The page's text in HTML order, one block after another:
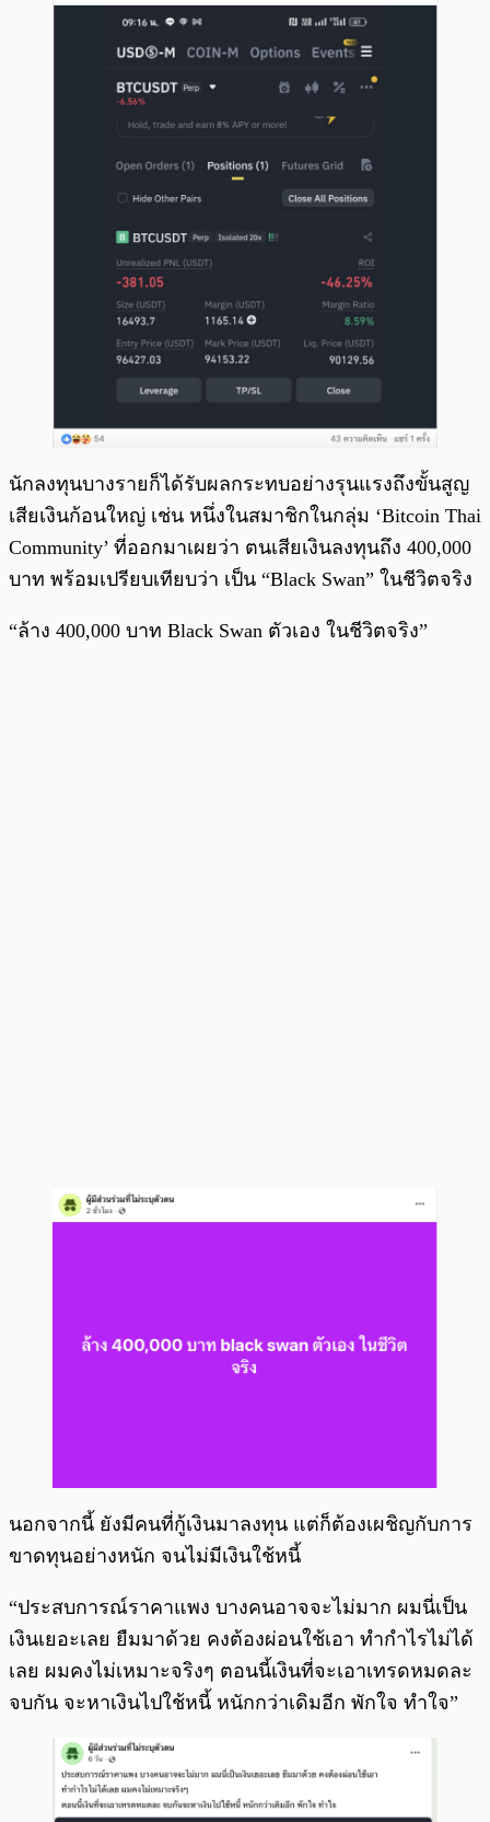
นักลงทุนบางรายก็ได้รับผลกระทบอย่างรุนแรงถึงขั้นสูญ
เสียเงินก้อนใหญ่ เช่น หนึ่งในสมาชิกในกลุ่ม ‘Bitcoin Thai
Community’ ที่ออกมาเผยว่า ตนเสียเงินลงทุนถึง 400,000
บาท พร้อมเปรียบเทียบว่า เป็น “Black Swan” ในชีวิตจริง
“ล้าง 400,000 บาท Black Swan ตัวเอง ในชีวิตจริง”
นอกจากนี้ ยังมีคนที่กู้เงินมาลงทุน แต่ก็ต้องเผชิญกับการ
ขาดทุนอย่างหนัก จนไม่มีเงินใช้หนี้
“ประสบการณ์ราคาแพง บางคนอาจจะไม่มาก ผมนี่เป็น
เงินเยอะเลย ยืมมาด้วย คงต้องผ่อนใช้เอา ทำกำไรไม่ได้
เลย ผมคงไม่เหมาะจริงๆ ตอนนี้เงินที่จะเอาเทรดหมดละ
จบกัน จะหาเงินไปใช้หนี้ หนักกว่าเดิมอีก พักใจ ทำใจ”